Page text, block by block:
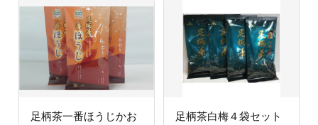
足柄茶一番ほうじかお
足柄茶白梅４袋セット